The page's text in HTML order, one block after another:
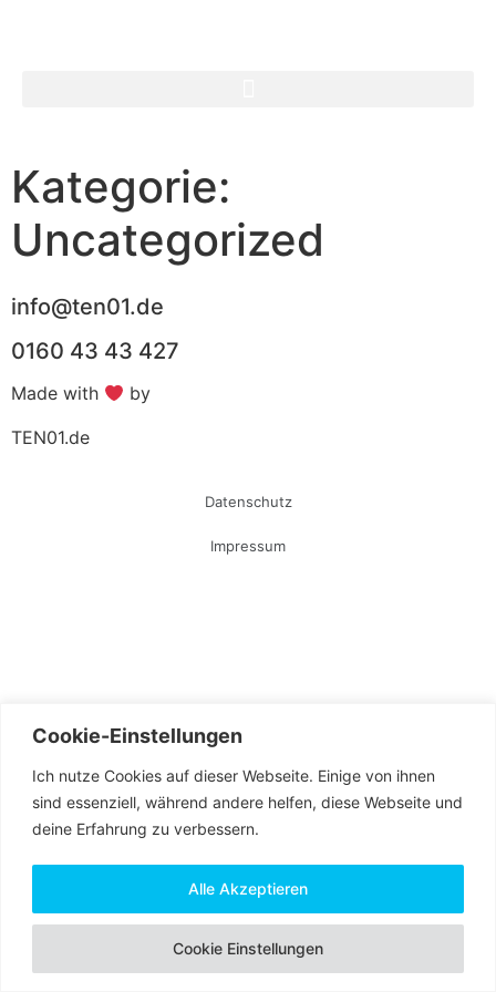
Cookie-Einstellungen
Ich nutze Cookies auf dieser Webseite. Einige von ihnen
sind essenziell, während andere helfen, diese Webseite und
deine Erfahrung zu verbessern.
Cookie Einstellungen
Alle Akzeptieren
Kategorie:
Uncategorized
info@ten01.de
0160 43 43 427
Made with
by
TEN01.de
Datenschutz
Impressum